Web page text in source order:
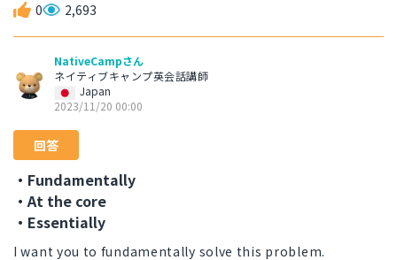
0 2,693
NativeCampさん
ネイティブキャンプ英会話講師
Japan
2023/11/20 00:00
回答
・Fundamentally
・At the core
・Essentially
I want you to fundamentally solve this problem.